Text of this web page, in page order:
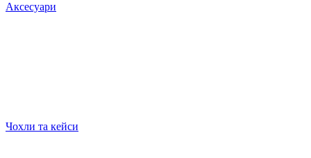
Аксесуари
Чохли та кейси